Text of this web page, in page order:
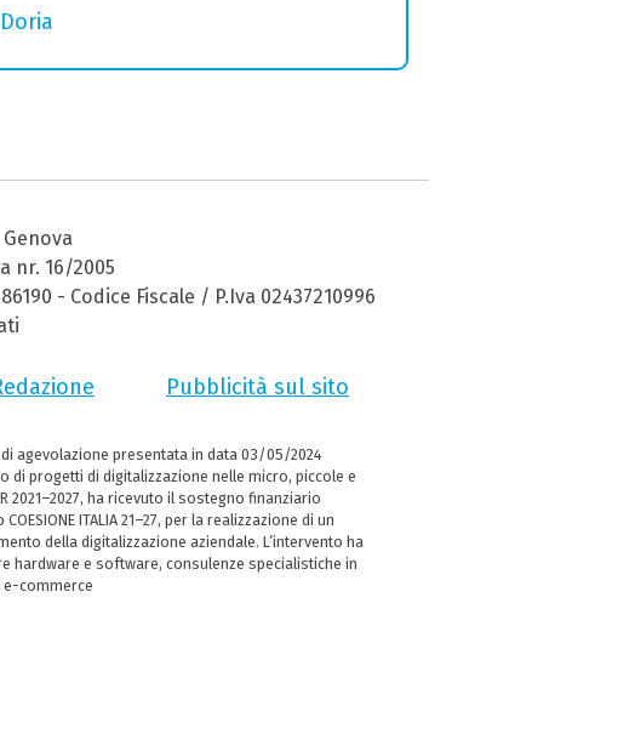
nr. 16/2005
- Codice Fiscale / P.Iva 02437210996
Pubblicità sul sito
di agevolazione presentata in data 03/05/2024
di progetti di digitalizzazione nelle micro, piccole e
2021–2027, ha ricevuto il sostegno finanziario
ITALIA 21–27, per la realizzazione di un
della digitalizzazione aziendale. L’intervento ha
hardware e software, consulenze specialistiche in
e-commerce